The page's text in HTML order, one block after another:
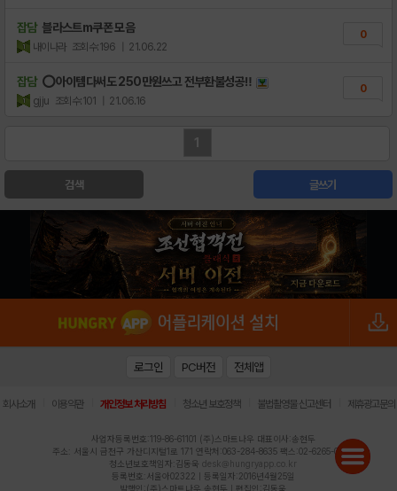
잡담 블라스트m쿠폰 모음
내이나라 조회수:196 | 21.06.22
0
잡담 ⭕아이템다써도 250만원쓰고 전부환불성공‼️
gjju 조회수:101 | 21.06.16
0
1
검색 글쓰기
로그인 PC버전 전체앱
회사소개 이용약관 개인정보 처리방침 청소년 보호정책 불법촬영물 신고센터 제휴광고문의
사업자등록번호:119-86-61101 (주)스마트나우 대표이사:송현두
주소: 서울시 금천구 가산디지털1로 171 연락처:063-284-8635 팩스:02-6265-0377
청소년보호책임자:김동욱 desk@hungryapp.co.kr
등록번호:서울아02322 | 등록일자:2016년4월25일
발행인:(주)스마트나우 송현두 | 편집인:김동욱